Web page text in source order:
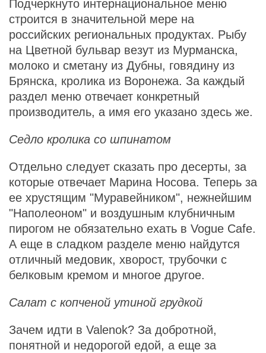
Подчеркнуто интернациональное меню
строится в значительной мере на
российских региональных продуктах. Рыбу
на Цветной бульвар везут из Мурманска,
молоко и сметану из Дубны, говядину из
Брянска, кролика из Воронежа. За каждый
раздел меню отвечает конкретный
производитель, а имя его указано здесь же.
Седло кролика со шпинатом
Отдельно следует сказать про десерты, за
которые отвечает Марина Носова. Теперь за
ее хрустящим "Муравейником", нежнейшим
"Наполеоном" и воздушным клубничным
пирогом не обязательно ехать в Vogue Cafe.
А еще в сладком разделе меню найдутся
отличный медовик, хворост, трубочки с
белковым кремом и многое другое.
Салат с копченой утиной грудкой
Зачем идти в Valenok? За добротной,
понятной и недорогой едой, а еще за